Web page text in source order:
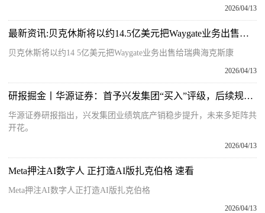
2026/04/13
最新资讯:贝克休斯将以约14.5亿美元把Waygate业务出售给瑞典海克斯康
贝克休斯将以约14 5亿美元把Waygate业务出售给瑞典海克斯康
2026/04/13
研报掘金丨华源证券：首予兴发集团“买入”评级，后续规划项目多，分红力度优异
华源证券研报指出，兴发集团业绩筑底产销稳步提升，未来多矩阵共
开花。
2026/04/13
Meta押注AI数字人 正打造AI版扎克伯格 速看
Meta押注AI数字人正打造AI版扎克伯格
2026/04/13